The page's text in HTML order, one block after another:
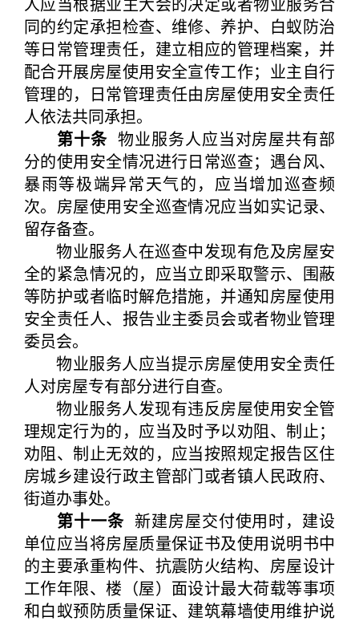
同的约定承担检查、维修、养护、白蚁防治
等日常管理责任，建立相应的管理档案，并
配合开展房屋使用安全宣传工作；业主自行
管理的，日常管理责任由房屋使用安全责任
人依法共同承担。
第十条物业服务人应当对房屋共有部
分的使用安全情况进行日常巡查；遇台风、
暴雨等极端异常天气的，应当增加巡查频
次。房屋使用安全巡查情况应当如实记录、
留存备查。
物业服务人在巡查中发现有危及房屋安
全的紧急情况的，应当立即采取警示、围蔽
等防护或者临时解危措施，并通知房屋使用
安全责任人、报告业主委员会或者物业管理
委员会。
物业服务人应当提示房屋使用安全责任
人对房屋专有部分进行自查。
物业服务人发现有违反房屋使用安全管
理规定行为的，应当及时予以劝阻、制止；
劝阻、制止无效的，应当按照规定报告区住
房城乡建设行政主管部门或者镇人民政府、
街道办事处。
第十一条新建房屋交付使用时，建设
单位应当将房屋质量保证书及使用说明书中
的主要承重构件、抗震防火结构、房屋设计
工作年限、楼（屋）面设计最大荷载等事项
和白蚁预防质量保证、建筑幕墙使用维护说